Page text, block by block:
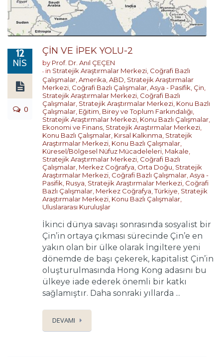
12
NIS
0
ÇİN VE İPEK YOLU-2
by Prof. Dr. Anıl ÇEÇEN
in Stratejik Araştırmalar Merkezi Coğrafi Bazlı
Çalışmalar Amerika ABD Stratejik Araştırmalar
Merkezi Coğrafi Bazlı Çalışmalar Asya - Pasifik Çin
Stratejik Araştırmalar Merkezi Coğrafi Bazlı
Çalışmalar Stratejik Araştırmalar Merkezi Konu Bazlı
Çalışmalar Eğitim, Birey ve Toplum Farkındalığı
Stratejik Araştırmalar Merkezi Konu Bazlı Çalışmalar
Ekonomi ve Finans Stratejik Araştırmalar Merkezi
Konu Bazlı Çalışmalar Kırsal Kalkınma Stratejik
Araştırmalar Merkezi Konu Bazlı Çalışmalar
Küresel/Bölgesel Nüfuz Mücadeleleri Makale
Stratejik Araştırmalar Merkezi Coğrafi Bazlı
Çalışmalar Merkez Coğrafya Orta Doğu Stratejik
Araştırmalar Merkezi Coğrafi Bazlı Çalışmalar Asya -
Pasifik Rusya Stratejik Araştırmalar Merkezi Coğrafi
Bazlı Çalışmalar Merkez Coğrafya ,Türkiye Stratejik
Araştırmalar Merkezi Konu Bazlı Çalışmalar
Uluslararası Kuruluşlar
İkinci dünya savaşı sonrasında sosyalist bir
Çin’in ortaya çıkması sürecinde Çin’e en
yakın olan bir ülke olarak İngiltere yeni
dönemde de başı çekerek, kapitalist Çin’in
oluşturulmasında Hong Kong adasını bu
ülkeye iade ederek önemli bir katkı
sağlamıştır. Daha sonraki yıllarda ...
DEVAMI